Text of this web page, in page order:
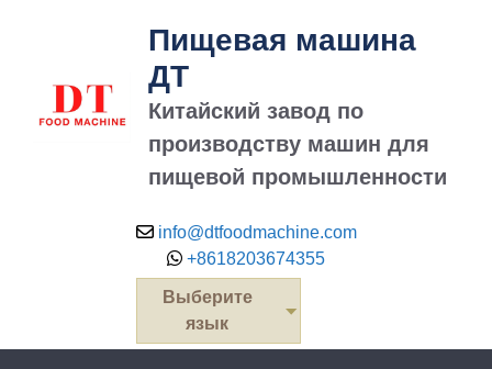
Пищевая машина
ДТ
Китайский завод по
производству машин для
пищевой промышленности
info@dtfoodmachine.com
+8618203674355
Выберите
язык